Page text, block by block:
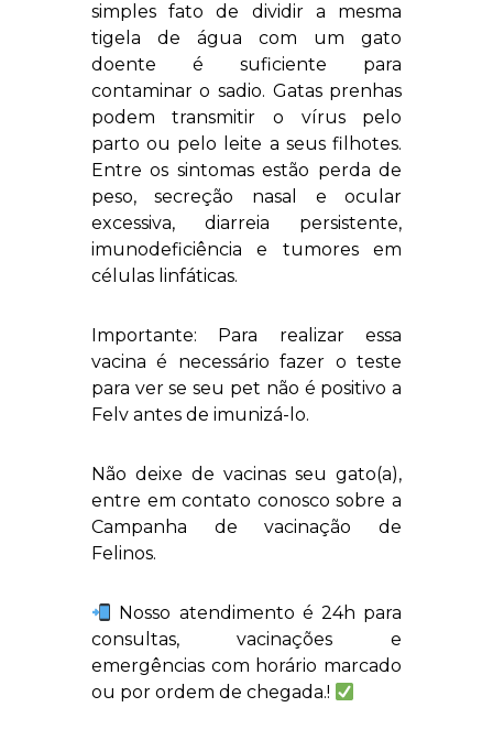
simples fato de dividir a mesma
tigela de água com um gato
doente é suficiente para
contaminar o sadio. Gatas prenhas
podem transmitir o vírus pelo
parto ou pelo leite a seus filhotes.
Entre os sintomas estão perda de
peso, secreção nasal e ocular
excessiva, diarreia persistente,
imunodeficiência e tumores em
células linfáticas.
Importante: Para realizar essa
vacina é necessário fazer o teste
para ver se seu pet não é positivo a
Felv antes de imunizá-lo.
Não deixe de vacinas seu gato(a),
entre em contato conosco sobre a
Campanha de vacinação de
Felinos.
Nosso atendimento é 24h para
consultas, vacinações e
emergências com horário marcado
ou por ordem de chegada.!